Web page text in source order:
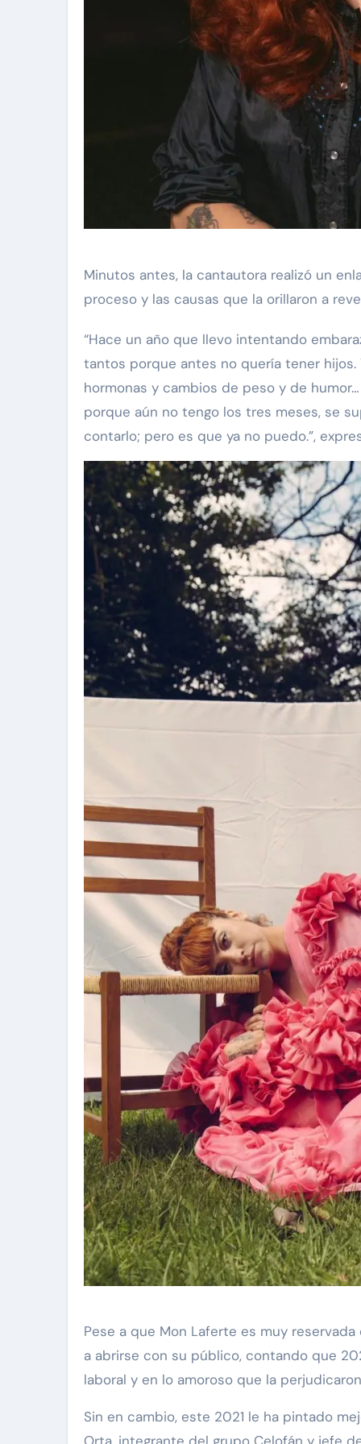
Minutos antes, la cantautora realizó un
proceso y las causas que la orillaron a
“Hace un año que llevo intentando
tantos porque antes no quería tener
hormonas y cambios de peso y de
porque aún no tengo los tres meses, se
contarlo; pero es que ya no puedo.”,
Pese a que Mon Laferte es muy
a abrirse con su público, contando que
laboral y en lo amoroso que la
Sin en cambio, este 2021 le ha pintado